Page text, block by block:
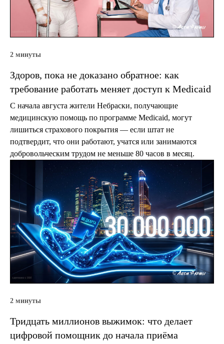
2 минуты
Здоров, пока не доказано обратное: как
требование работать меняет доступ к Medicaid
С начала августа жители Небраски, получающие
медицинскую помощь по программе Medicaid, могут
лишиться страхового покрытия — если штат не
подтвердит, что они работают, учатся или занимаются
добровольческим трудом не меньше 80 часов в месяц.
2 минуты
Тридцать миллионов выжимок: что делает
цифровой помощник до начала приёма